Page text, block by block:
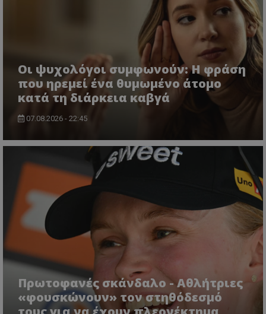
Οι ψυχολόγοι συμφωνούν: Η φράση
που ηρεμεί ένα θυμωμένο άτομο
κατά τη διάρκεια καβγά
07.08.2026 - 22:45
Πρωτοφανές σκάνδαλο - Aθλήτριες
«φουσκώνουν» τον στηθόδεσμό